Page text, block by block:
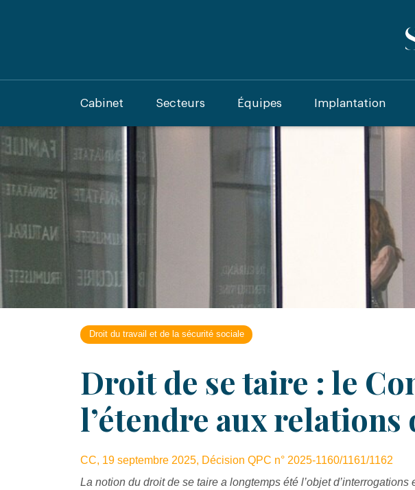
Cabinet Secteurs Équipes Implantation
Droit du travail et de la sécurité sociale
Droit de se taire : le
l’étendre aux relations
CC, 19 septembre 2025, Décision QPC n° 2025-1160/1161/1162
La notion du droit de se taire a longtemps été l’objet